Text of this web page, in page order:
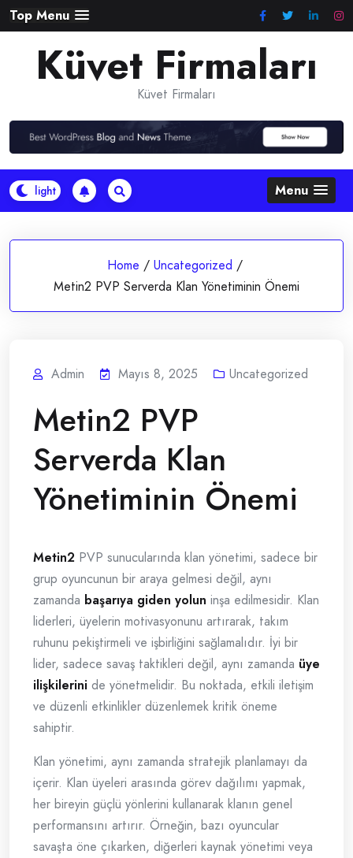
Skip
to
content
Top Menu
Küvet Firmaları
Küvet Firmaları
Menu
Home / Uncategorized /
Metin2 PVP Serverda Klan Yönetiminin Önemi
Admin Mayıs 8, 2025 Uncategorized
Metin2 PVP
Serverda Klan
Yönetiminin Önemi
Metin2 PVP sunucularında klan yönetimi, sadece bir
grup oyuncunun bir araya gelmesi değil, aynı
zamanda başarıya giden yolun inşa edilmesidir. Klan
liderleri, üyelerin motivasyonunu artırarak, takım
ruhunu pekiştirmeli ve işbirliğini sağlamalıdır. İyi bir
lider, sadece savaş taktikleri değil, aynı zamanda üye
ilişkilerini de yönetmelidir. Bu noktada, etkili iletişim
ve düzenli etkinlikler düzenlemek kritik öneme
sahiptir.
Klan yönetimi, aynı zamanda stratejik planlamayı da
içerir. Klan üyeleri arasında görev dağılımı yapmak,
her bireyin güçlü yönlerini kullanarak klanın genel
performansını artırır. Örneğin, bazı oyuncular
savaşta öne çıkarken, diğerleri kaynak yönetimi veya